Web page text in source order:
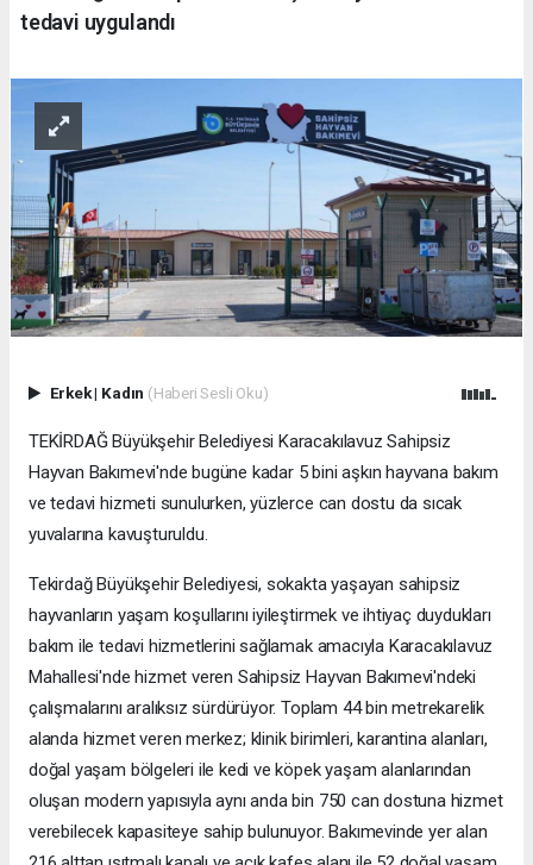
tedavi uygulandı
Erkek| Kadın (Haberi Sesli Oku)
TEKİRDAĞ Büyükşehir Belediyesi Karacakılavuz Sahipsiz
Hayvan Bakımevi'nde bugüne kadar 5 bini aşkın hayvana bakım
ve tedavi hizmeti sunulurken, yüzlerce can dostu da sıcak
yuvalarına kavuşturuldu.
Tekirdağ Büyükşehir Belediyesi, sokakta yaşayan sahipsiz
hayvanların yaşam koşullarını iyileştirmek ve ihtiyaç duydukları
bakım ile tedavi hizmetlerini sağlamak amacıyla Karacakılavuz
Mahallesi'nde hizmet veren Sahipsiz Hayvan Bakımevi'ndeki
çalışmalarını aralıksız sürdürüyor. Toplam 44 bin metrekarelik
alanda hizmet veren merkez; klinik birimleri, karantina alanları,
doğal yaşam bölgeleri ile kedi ve köpek yaşam alanlarından
oluşan modern yapısıyla aynı anda bin 750 can dostuna hizmet
verebilecek kapasiteye sahip bulunuyor. Bakımevinde yer alan